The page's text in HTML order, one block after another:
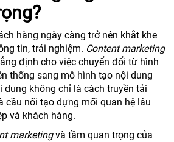
hàng ngày càng trở nên khắt khe
tin, trải nghiệm. Content marketing
định cho việc chuyển đổi từ hình
thống sang mô hình tạo nội dung
dung không chỉ là cách truyền tải
cầu nối tạo dựng mối quan hệ lâu
và khách hàng.
marketingvà tầm quan trọng của